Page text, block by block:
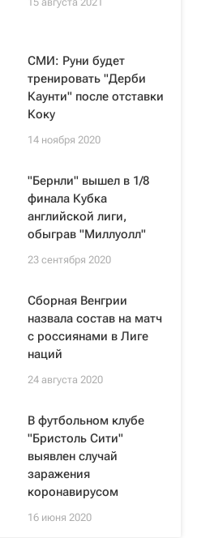
СМИ: Руни будет
тренировать "Дерби
Каунти" после отставки
Коку
14 ноября 2020
"Бернли" вышел в 1/8
финала Кубка
английской лиги,
обыграв "Миллуолл"
23 сентября 2020
Сборная Венгрии
назвала состав на матч
с россиянами в Лиге
наций
24 августа 2020
В футбольном клубе
"Бристоль Сити"
выявлен случай
заражения
коронавирусом
16 июня 2020